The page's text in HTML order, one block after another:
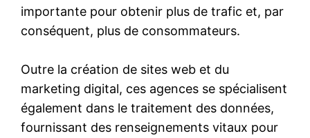
importante pour obtenir plus de trafic et, par
conséquent, plus de consommateurs.
Outre la création de sites web et du
marketing digital, ces agences se spécialisent
également dans le traitement des données,
fournissant des renseignements vitaux pour